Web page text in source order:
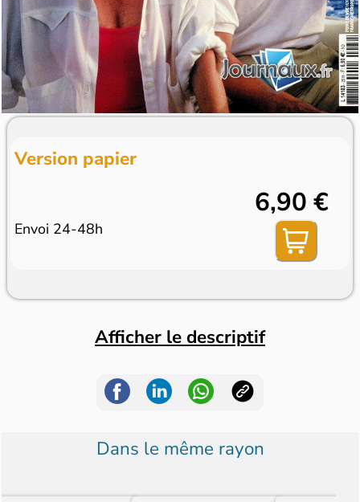
Version papier
Envoi 24-48h
6,90 €
Afficher le descriptif
Dans le même rayon